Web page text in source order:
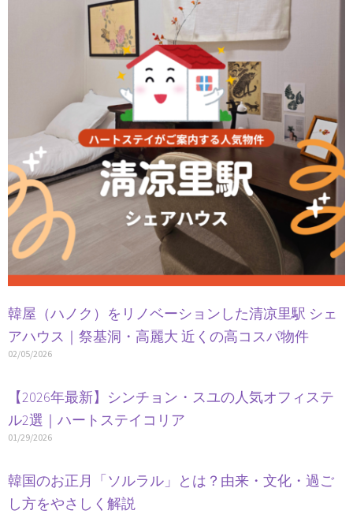
韓屋（ハノク）をリノベーションした清凉里駅 シェ
アハウス｜祭基洞・高麗大 近くの高コスパ物件
02/05/2026
【2026年最新】シンチョン・スユの人気オフィステ
ル2選｜ハートステイコリア
01/29/2026
韓国のお正月「ソルラル」とは？由来・文化・過ご
し方をやさしく解説